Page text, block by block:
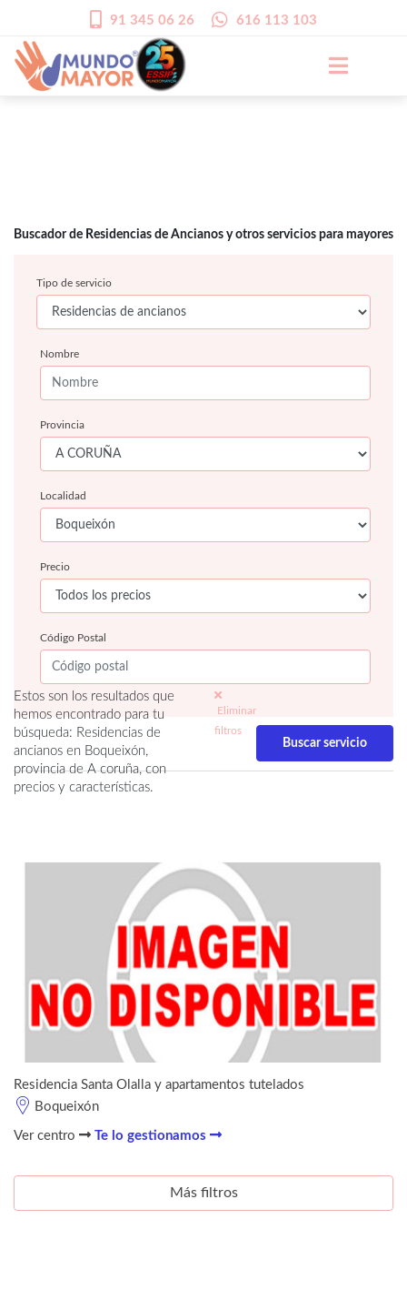
91 345 06 26 616 113 103
Buscador de Residencias de Ancianos y otros servicios para mayores
Tipo de servicio
Nombre
Provincia
Localidad
Precio
Código Postal
Estos son los resultados que
hemos encontrado para tu
búsqueda: Residencias de
ancianos en Boqueixón,
provincia de A coruña, con
precios y características.
Eliminar
filtros
Residencia Santa Olalla y apartamentos tutelados
Boqueixón
Ver centro Te lo gestionamos
Más filtros